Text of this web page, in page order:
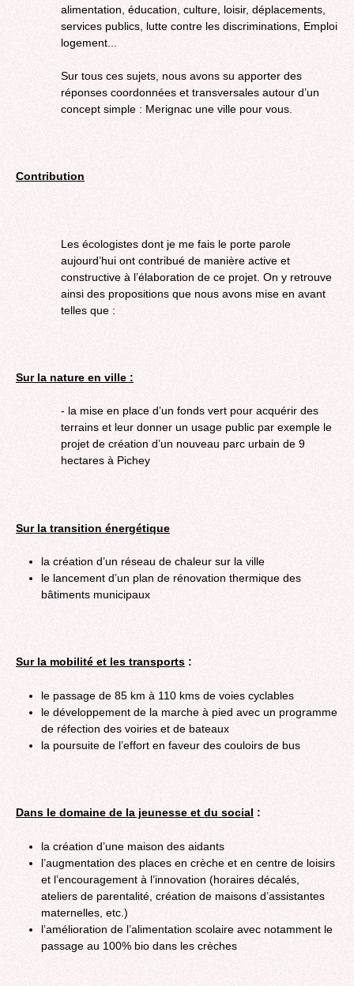
alimentation, éducation, culture, loisir, déplacements,
services publics, lutte contre les discriminations, Emploi
logement...
Sur tous ces sujets, nous avons su apporter des
réponses coordonnées et transversales autour d’un
concept simple : Merignac une ville pour vous.
Contribution
Les écologistes dont je me fais le porte parole
aujourd’hui ont contribué de manière active et
constructive à l’élaboration de ce projet. On y retrouve
ainsi des propositions que nous avons mise en avant
telles que :
Sur la nature en ville :
- la mise en place d’un fonds vert pour acquérir des
terrains et leur donner un usage public par exemple le
projet de création d’un nouveau parc urbain de 9
hectares à Pichey
Sur la transition énergétique
la création d’un réseau de chaleur sur la ville
le lancement d’un plan de rénovation thermique des
bâtiments municipaux
Sur la mobilité et les transports :
le passage de 85 km à 110 kms de voies cyclables
le développement de la marche à pied avec un programme
de réfection des voiries et de bateaux
la poursuite de l’effort en faveur des couloirs de bus
Dans le domaine de la jeunesse et du social :
la création d’une maison des aidants
l’augmentation des places en crèche et en centre de loisirs
et l’encouragement à l’innovation (horaires décalés,
ateliers de parentalité, création de maisons d’assistantes
maternelles, etc.)
l’amélioration de l’alimentation scolaire avec notamment le
passage au 100% bio dans les crèches